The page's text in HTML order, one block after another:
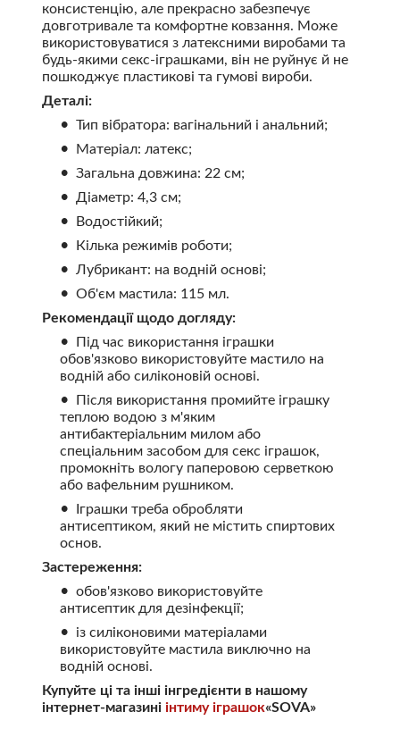
консистенцію, але прекрасно забезпечує
довготривале та комфортне ковзання. Може
використовуватися з латексними виробами та
будь-якими секс-іграшками, він не руйнує й не
пошкоджує пластикові та гумові вироби.
Деталі:
Тип вібратора: вагінальний і анальний;
Матеріал: латекс;
Загальна довжина: 22 см;
Діаметр: 4,3 см;
Водостійкий;
Кілька режимів роботи;
Лубрикант: на водній основі;
Об'єм мастила: 115 мл.
Рекомендації щодо догляду:
Під час використання іграшки
обов'язково використовуйте мастило на
водній або силіконовій основі.
Після використання промийте іграшку
теплою водою з м'яким
антибактеріальним милом або
спеціальним засобом для секс іграшок,
промокніть вологу паперовою серветкою
або вафельним рушником.
Іграшки треба обробляти
антисептиком, який не містить спиртових
основ.
Застереження:
обов'язково використовуйте
антисептик для дезінфекції;
із силіконовими матеріалами
використовуйте мастила виключно на
водній основі.
Купуйте ці та інші інгредієнти в нашому
інтернет-магазині інтиму іграшок«SOVA»